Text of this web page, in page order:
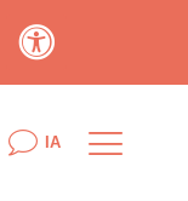
IA